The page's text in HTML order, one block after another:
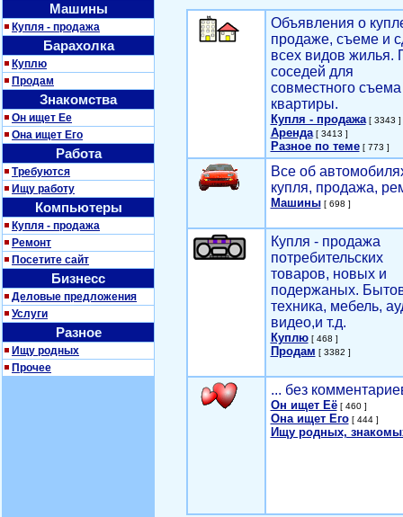
Машины
Купля - продажа
Барахолка
Куплю
Продам
Знакомства
Он ищет Ее
Она ищет Его
Работа
Требуются
Ищу работу
Компьютеры
Купля - продажа
Ремонт
Посетите сайт
Бизнесс
Деловые предложения
Услуги
Разное
Ищу родных
Прочее
Объявления о
продаже, съеме и
всех видов жилья.
соседей для
совместного съема
квартиры.
Купля - продажа[ 3343 ]
Аренда[ 3413 ]
Разное по теме[ 773 ]
Все об
купля, продажа,
Машины[ 698 ]
Купля - продажа
потребительских
товаров, новых и
подержаных.
техника, мебель,
видео,и т.д.
Куплю[ 468 ]
Продам [ 3382 ]
... без
Он ищет Её[ 460 ]
Она ищет Его[ 444 ]
Ищу родных,